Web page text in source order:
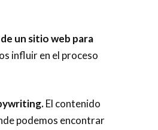
un sitio web para
influir en el proceso
El contenido
podemos encontrar